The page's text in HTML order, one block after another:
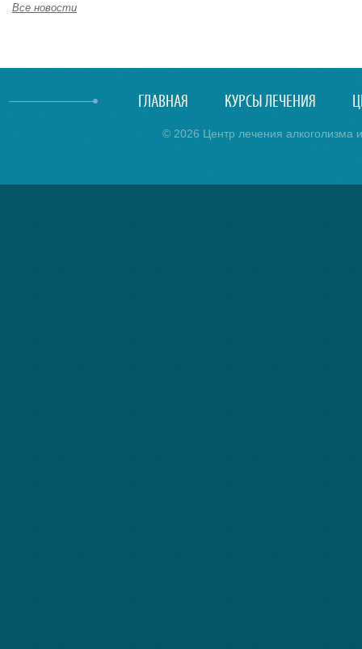
Все новости
ГЛАВНАЯ КУРСЫ ЛЕЧЕНИЯ
© 2026 Центр лечения алкоголизма